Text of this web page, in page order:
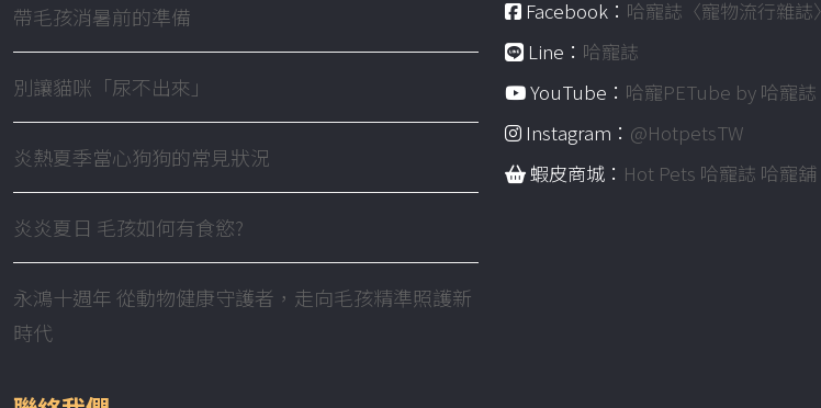
帶毛孩消暑前的準備
別讓貓咪「尿不出來」
炎熱夏季當心狗狗的常見狀況
炎炎夏日 毛孩如何有食慾?
永鴻十週年 從動物健康守護者，走向毛孩精準照護新
時代
Facebook： 哈寵誌〈寵物流行雜誌〉
Line： 哈寵誌
YouTube： 哈寵PETube by 哈寵誌
Instagram： @HotpetsTW
蝦皮商城： Hot Pets 哈寵誌 哈寵舖